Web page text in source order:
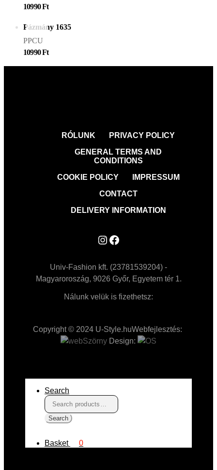
10990Ft
Pázmány 1635
PPCU
10990Ft
RÓLUNK
PRIVACY POLICY
GENERAL TERMS AND
CONDITIONS
COOKIE POLICY
IMPRESSUM
CONTACT
DELIVERY INFORMATION
Instagram
Facebook
Univ-Fashion kft. (23781539204) -
Magyaroroszág, 9026 Győr, Egyetem tér 1.
Nálunk velük is fizethetsz:
Copyright © 2024 U-Style.huWebfejlesztés:
Design:
Search
Search
for:
Search
Basket 0